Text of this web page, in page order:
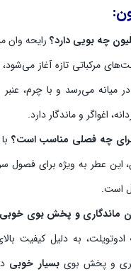
چه بویی دارد؟ رایحه وان
مرکباتی تازه آغاز
در میانه می‌رسد و با چرم،
اغواگر و ماندگار دارد.
چه فصلی مناسب است؟
این عطر به ویژه برای فصول
است.
ماندگاری و پخش بوی خوبی
به دلیل کیفیت
و پخش بویبسیار خوبی